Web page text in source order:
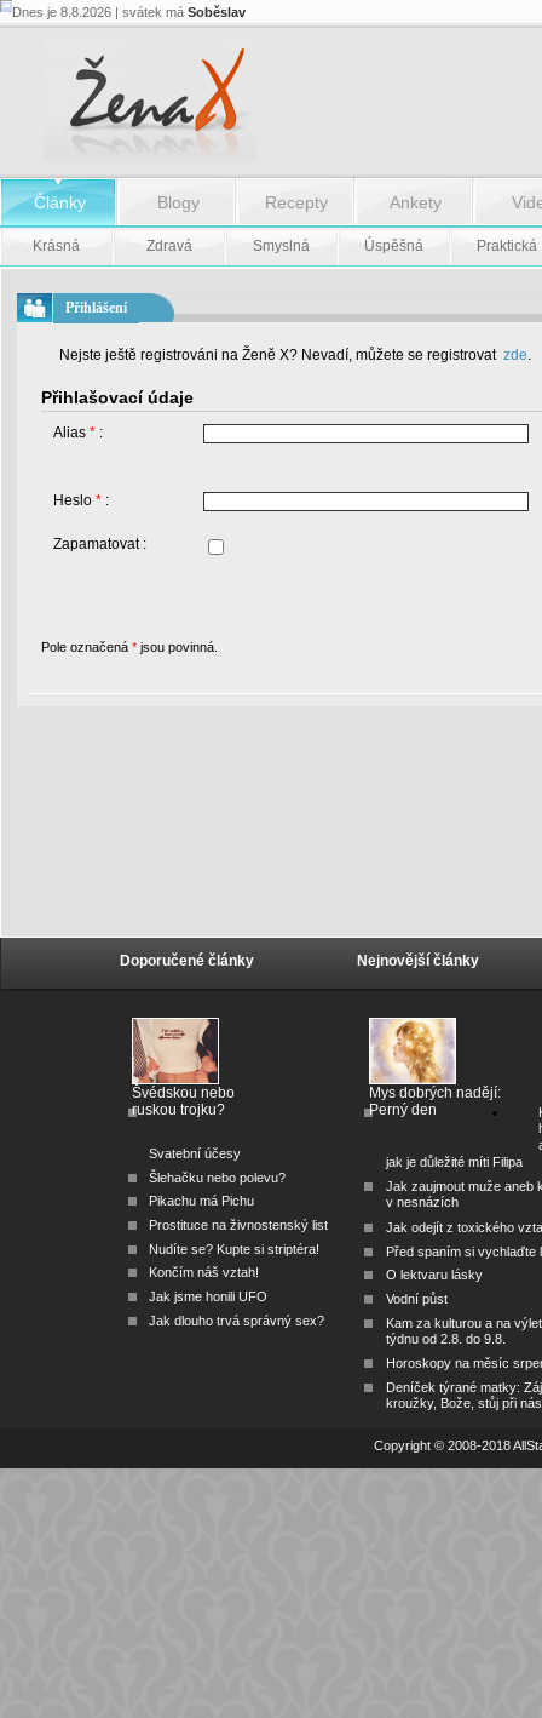
Dnes je 8.8.2026 | svátek má Soběslav
Články Blogy Recepty Ankety
Krásná Zdravá Smyslná Úspěšná Praktická
Přihlášení
Nejste ještě registrováni na Ženě X? Nevadí, můžete se registrovat zde.
Přihlašovací údaje
Alias * :
Heslo * :
Zapamatovat :
Pole označená * jsou povinná.
Doporučené články
Švédskou nebo
ruskou trojku?
Svatební účesy
Šlehačku nebo polevu?
Pikachu má Pichu
Prostituce na živnostenský list
Nudíte se? Kupte si striptéra!
Končím náš vztah!
Jak jsme honili UFO
Jak dlouho trvá správný sex?
Nejnovější články
Mys dobrých nadějí:
Perný den
jak je důležité míti Filipa
Jak zaujmout muže aneb
v nesnázích
Jak odejít z toxického
Před spaním si vychlaďte
O lektvaru lásky
Vodní půst
Kam za kulturou a na
týdnu od 2.8. do 9.8.
Horoskopy na měsíc
Deníček týrané matky:
kroužky, Bože, stůj při nás
Copyright © 2008-2018